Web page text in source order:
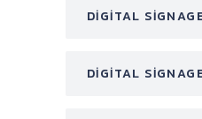
DIGITAL
DIGITAL